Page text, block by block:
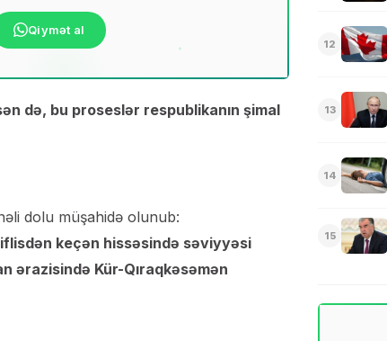
Qiymət al
də, bu proseslər respublikanın şimal
dolu müşahidə olunub:
keçən hissəsində səviyyəsi
ərazisində Kür-Qıraqkəsəmən
12
13
14
15